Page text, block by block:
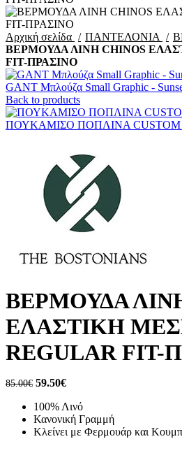
Αρχική σελίδα ΠΑΝΤΕΛΟΝΙΑ
ΒΕΡΜΟΥΔΑ ΛΙΝΗ CHINOS
FIT-ΠΡΑΣΙΝΟ
GANT Μπλούζα Small Graphic -
Back to products
ΠΟΥΚΑΜΙΣΟ ΠΟΠΛΙΝΑ CUSTOM
ΒΕΡΜΟΥΔΑ
ΕΛΑΣΤΙΚΗ
REGULAR FIT-
85.00€ Original
was:
85.00€.
59.50€Η
τιμή
είναι:
59.50€.
100% Λινό
Κανονική Γραμμή
Κλείνει με Φερμουάρ και